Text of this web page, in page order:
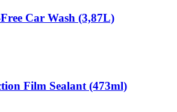
Car Wash (3,87L)
Film Sealant (473ml)